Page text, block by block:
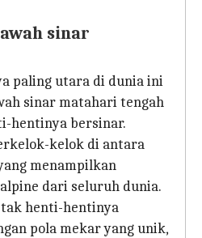
sinar
paling utara di dunia ini
sinar matahari tengah
hentinya bersinar.
kelok di antara
menampilkan
dari seluruh dunia.
henti-hentinya
pola mekar yang unik,